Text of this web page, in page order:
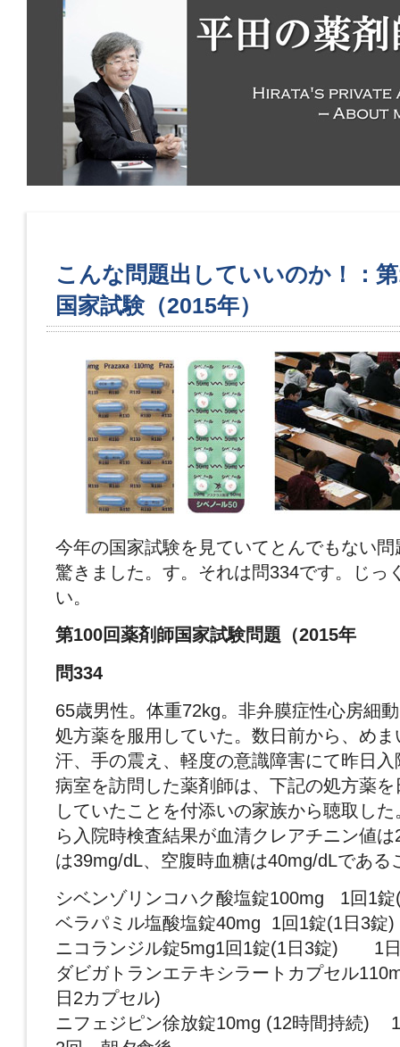
こんな問題出していいのか！：
国家試験（2015年）
今年の国家試験を見ていてとんでもない
驚きました。す。それは問334です。じっ
い。
第100回薬剤師国家試験問題（2015年
問334
65歳男性。体重72kg。非弁膜症性心房細
処方薬を服用していた。数日前から、め
汗、手の震え、軽度の意識障害にて昨日
病室を訪問した薬剤師は、下記の処方薬
していたことを付添いの家族から聴取し
ら入院時検査結果が血清クレアチニン値
は39mg/dL、空腹時血糖は40mg/dLである
シベンゾリンコハク酸塩錠100mg 1回1錠
ベラパミル塩酸塩錠40mg 1回1錠(1日3錠)
ニコランジル錠5mg1回1錠(1日3錠) 1
ダビガトランエテキシラートカプセル
日2カプセル)
ニフェジピン徐放錠10mg (12時間持続)